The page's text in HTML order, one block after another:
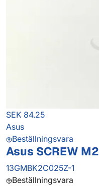
SEK 84.25
Asus
Beställningsvara
Asus SCREW
13GMBK2C025Z-1
Beställningsvara